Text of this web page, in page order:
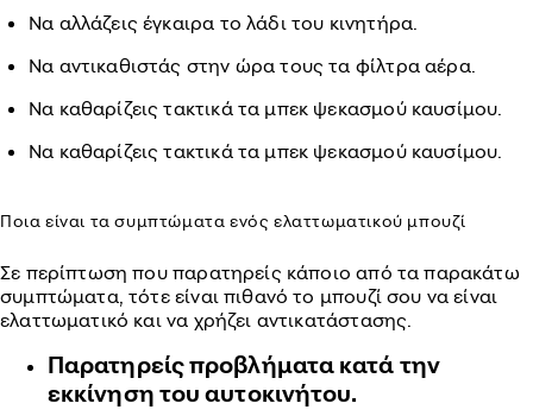
Να αλλάζεις έγκαιρα το λάδι του κινητήρα.
Να αντικαθιστάς στην ώρα τους τα φίλτρα αέρα.
Να καθαρίζεις τακτικά τα μπεκ ψεκασμού καυσίμου.
Να καθαρίζεις τακτικά τα μπεκ ψεκασμού καυσίμου.
Ποια είναι τα συμπτώματα ενός ελαττωματικού μπουζί
Σε περίπτωση που παρατηρείς κάποιο από τα παρακάτω
συμπτώματα, τότε είναι πιθανό το μπουζί σου να είναι
ελαττωματικό και να χρήζει αντικατάστασης.
Παρατηρείς προβλήματα κατά την
εκκίνηση του αυτοκινήτου.